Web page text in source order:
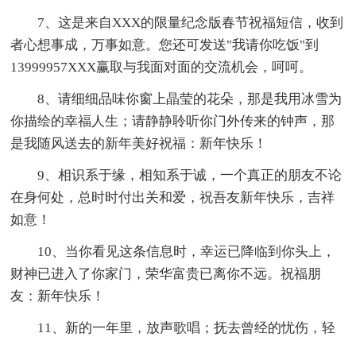
7、这是来自XXX的限量纪念版春节祝福短信，收到
者心想事成，万事如意。您还可发送"我请你吃饭"到
13999957XXX赢取与我面对面的交流机会，呵呵。
8、请细细品味你窗上晶莹的花朵，那是我用冰雪为
你描绘的幸福人生；请静静聆听你门外传来的钟声，那
是我随风送去的新年美好祝福：新年快乐！
9、相识系于缘，相知系于诚，一个真正的朋友不论
在身何处，总时时付出关和爱，祝吾友新年快乐，吉祥
如意！
10、当你看见这条信息时，幸运已降临到你头上，
财神已进入了你家门，荣华富贵已离你不远。祝福朋
友：新年快乐！
11、新的一年里，放声歌唱；抚去曾经的忧伤，轻